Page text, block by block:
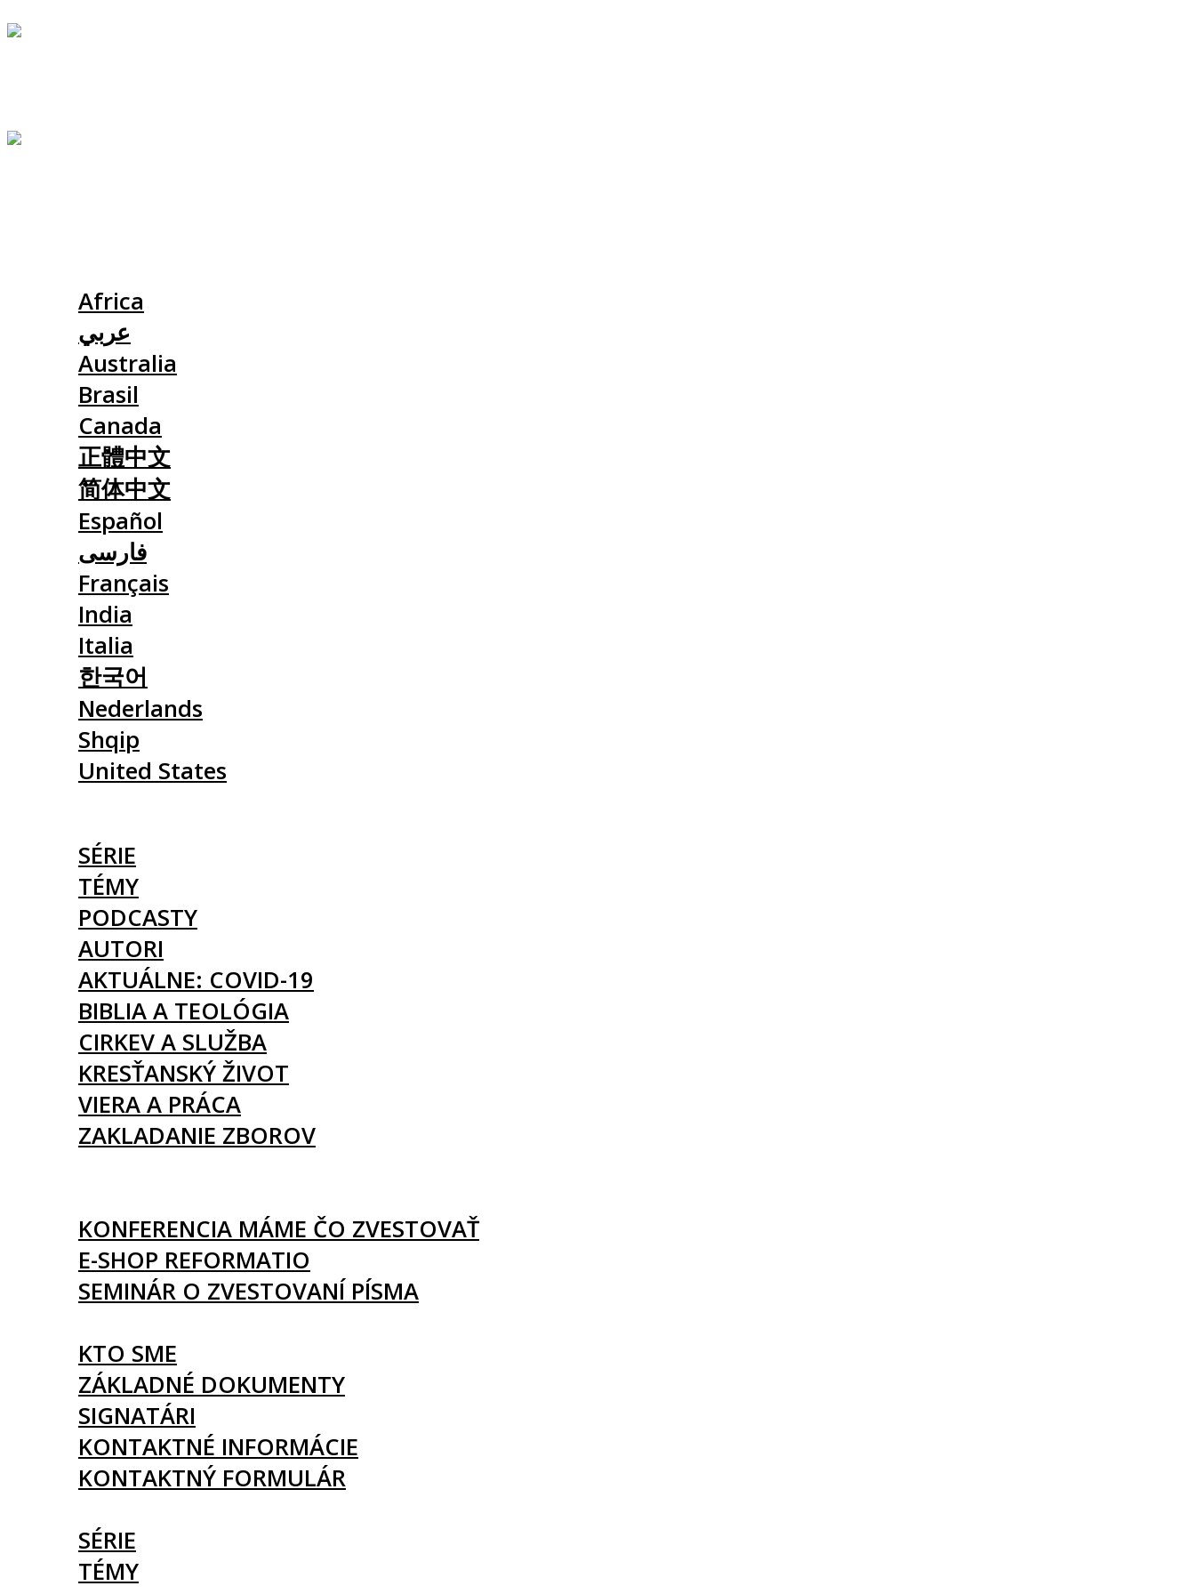
Africa
عربي
Australia
Brasil
Canada
正體中文
简体中文
Español
فارسی
Français
India
Italia
한국어
Nederlands
Shqip
United States
SÉRIE
TÉMY
PODCASTY
AUTORI
AKTUÁLNE: COVID-19
BIBLIA A TEOLÓGIA
CIRKEV A SLUŽBA
KRESŤANSKÝ ŽIVOT
VIERA A PRÁCA
ZAKLADANIE ZBOROV
KONFERENCIA MÁME ČO ZVESTOVAŤ
E-SHOP REFORMATIO
SEMINÁR O ZVESTOVANÍ PÍSMA
KTO SME
ZÁKLADNÉ DOKUMENTY
SIGNATÁRI
KONTAKTNÉ INFORMÁCIE
KONTAKTNÝ FORMULÁR
SÉRIE
TÉMY